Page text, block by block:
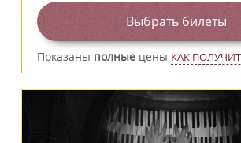
Выбрать билеты
Показаны полные цены КАК